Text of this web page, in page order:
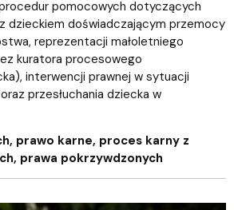
pomocowych dotyczących
dzieckiem doświadczającym przemocy
reprezentacji małoletniego
kuratora procesowego
interwencji prawnej w sytuacji
przesłuchania dziecka w
prawo karne, proces karny z
prawa pokrzywdzonych